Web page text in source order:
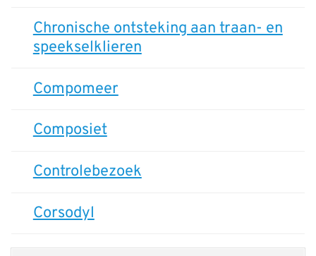
Chronische ontsteking aan traan- en
speekselklieren
Compomeer
Composiet
Controlebezoek
Corsodyl